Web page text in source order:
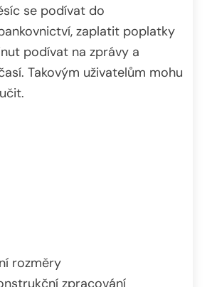
se podívat do
zaplatit poplatky
podívat na zprávy a
Takovým uživatelům mohu
rozměry
zpracování